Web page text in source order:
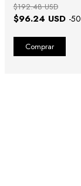
$96.24 USD -50
$192.48 USD